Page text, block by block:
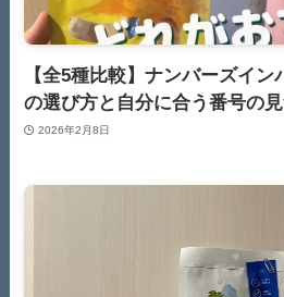
【全5種比較】ナンバーズイ
の選び方と自分に合う番号の
2026年2月8日